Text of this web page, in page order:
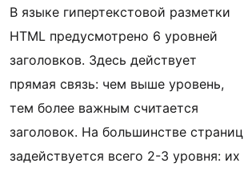
В языке гипертекстовой разметки
HTML предусмотрено 6 уровней
заголовков. Здесь действует
прямая связь: чем выше уровень,
тем более важным считается
заголовок. На большинстве страниц
задействуется всего 2-3 уровня: их